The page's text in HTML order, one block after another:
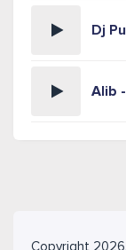
Dj
Alib -
Copyright